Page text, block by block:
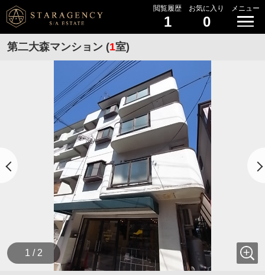
閲覧履歴
1
お気に入り
0
メニュー
第二大森マンション (1室)
1 / 2